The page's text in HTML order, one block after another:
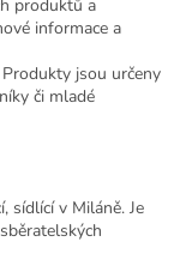
produktů a
informace a
Produkty jsou určeny
či mladé
sídlící v Miláně. Je